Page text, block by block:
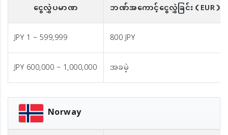
ငွေလွှဲပမာဏ ဘဏ်အကောင့်ငွေလွှဲခြင်း（EUR）
JPY 1 ~ 599,999
800 JPY
JPY 600,000 ~ 1,000,000
အခမဲ့
Norway